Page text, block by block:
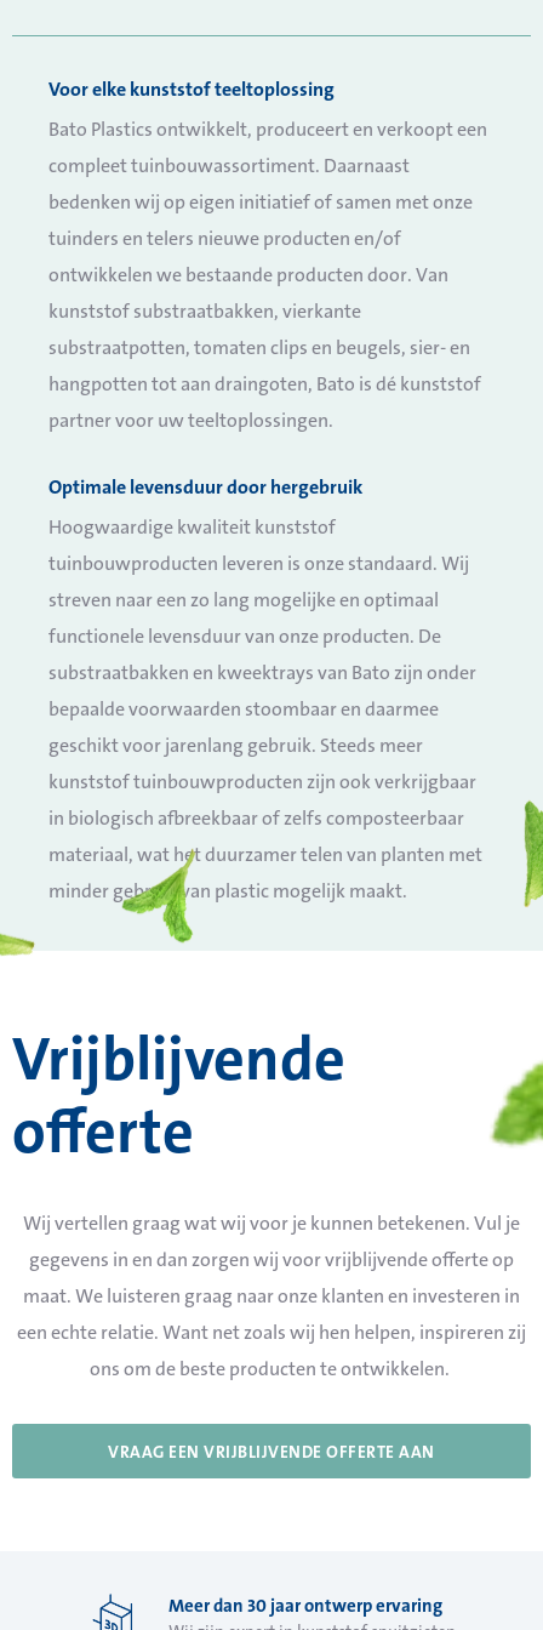
Voor elke kunststof teeltoplossing
Bato Plastics ontwikkelt, produceert en verkoopt een
compleet tuinbouwassortiment. Daarnaast
bedenken wij op eigen initiatief of samen met onze
tuinders en telers nieuwe producten en/of
ontwikkelen we bestaande producten door. Van
kunststof substraatbakken, vierkante
substraatpotten, tomaten clips en beugels, sier- en
hangpotten tot aan draingoten, Bato is dé kunststof
partner voor uw teeltoplossingen.
Optimale levensduur door hergebruik
Hoogwaardige kwaliteit kunststof
tuinbouwproducten leveren is onze standaard. Wij
streven naar een zo lang mogelijke en optimaal
functionele levensduur van onze producten. De
substraatbakken en kweektrays van Bato zijn onder
bepaalde voorwaarden stoombaar en daarmee
geschikt voor jarenlang gebruik. Steeds meer
kunststof tuinbouwproducten zijn ook verkrijgbaar
in biologisch afbreekbaar of zelfs composteerbaar
materiaal, wat het duurzamer telen van planten met
minder gebruik van plastic mogelijk maakt.
Vrijblijvende
offerte
Wij vertellen graag wat wij voor je kunnen betekenen. Vul je
gegevens in en dan zorgen wij voor vrijblijvende offerte op
maat. We luisteren graag naar onze klanten en investeren in
een echte relatie. Want net zoals wij hen helpen, inspireren zij
ons om de beste producten te ontwikkelen.
VRAAG EEN VRIJBLIJVENDE OFFERTE AAN
Meer dan 30 jaar ontwerp ervaring